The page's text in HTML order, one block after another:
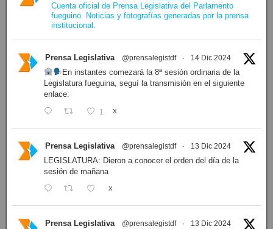
Cuenta oficial de Prensa Legislativa del Parlamento
fueguino. Noticias y fotografías generadas por la prensa
institucional.
Prensa Legislativa @prensalegistdf · 14 Dic 2024
En instantes comezará la 8ª sesión ordinaria de la
Legislatura fueguina, seguí la transmisión en el siguiente
enlace:
1 X
Prensa Legislativa @prensalegistdf · 13 Dic 2024
LEGISLATURA: Dieron a conocer el orden del día de la
sesión de mañana
X
Prensa Legislativa @prensalegistdf · 13 Dic 2024